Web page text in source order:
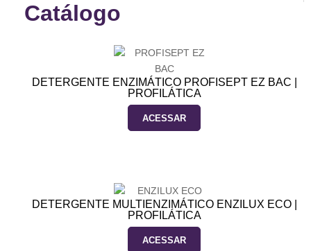
Catálogo
DETERGENTE ENZIMÁTICO PROFISEPT EZ BAC |
PROFILÁTICA
ACESSAR
DETERGENTE MULTIENZIMÁTICO ENZILUX ECO |
PROFILÁTICA
ACESSAR